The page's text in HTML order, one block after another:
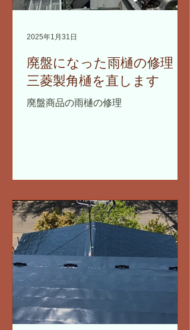
廃盤になった雨樋の修理
三菱製角樋を直します
廃盤商品の雨樋の修理
2025年1月31日